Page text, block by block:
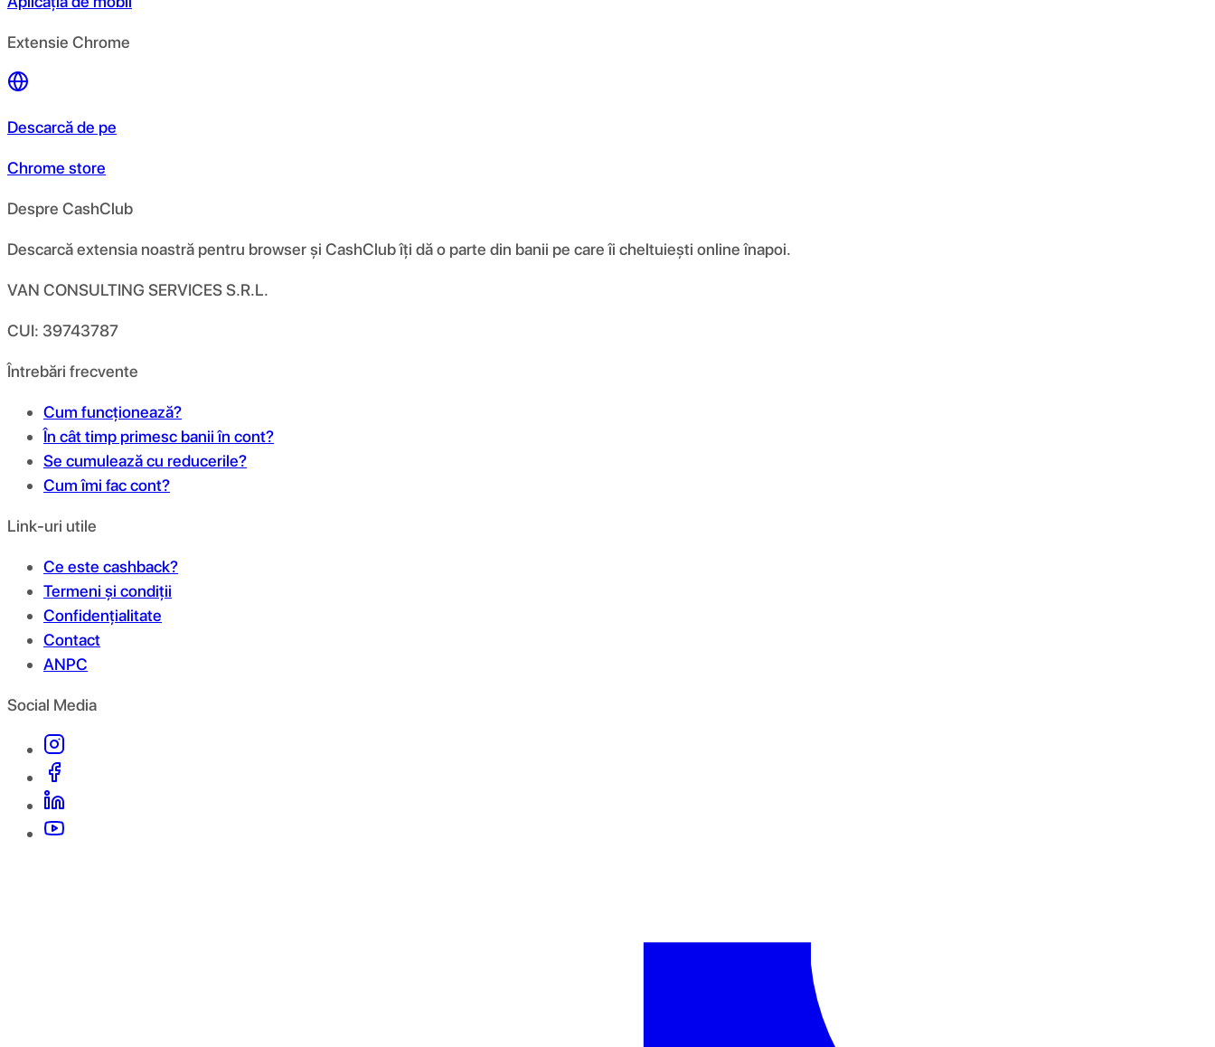
Extensie Chrome
Descarcă de pe
Chrome store
Despre CashClub
Descarcă extensia noastră pentru browser și CashClub îți dă o parte din banii pe care îi cheltuiești online înapoi.
VAN CONSULTING SERVICES S.R.L.
CUI: 39743787
Întrebări frecvente
Cum funcționează?
În cât timp primesc banii în cont?
Se cumulează cu reducerile?
Cum îmi fac cont?
Link-uri utile
Ce este cashback?
Termeni și condiții
Confidențialitate
Contact
ANPC
Social Media